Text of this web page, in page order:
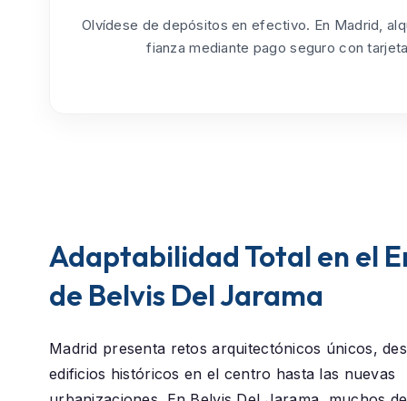
Olvídese de depósitos en efectivo. En Madrid,
fianza mediante pago seguro con
Adaptabilidad Total en el
de Belvis Del Jarama
Madrid presenta retos arquitectónicos únicos,
edificios históricos en el centro hasta las nuevas